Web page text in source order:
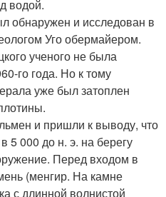
водой.
обнаружен и исследован в
Уго обермайером.
ученого не была
го года. Но к тому
уже был затоплен
и пришли к выводу, что
5 000 до н. э. на берегу
Перед входом в
(менгир. На камне
с длинной волнистой